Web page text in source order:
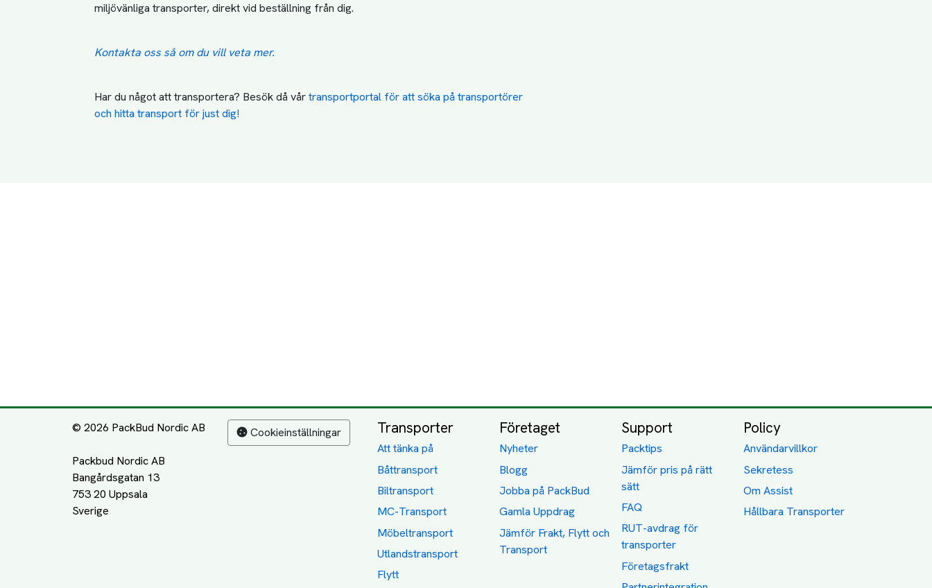
miljövänliga transporter, direkt vid beställning från dig.
Kontakta oss så om du vill veta mer.
Har du något att transportera? Besök då vår transportportal för att söka på transportörer
och hitta transport för just dig!
© 2026 PackBud Nordic AB
Packbud Nordic AB
Bangårdsgatan 13
753 20 Uppsala
Cookieinställningar Transporter
Att tänka på
Båttransport
Biltransport
MC-Transport
Möbeltransport
Utlandstransport
Flytt
Företaget
Nyheter
Blogg
Jobba på PackBud
Gamla Uppdrag
Jämför Frakt, Flytt och
Transport
Support
Packtips
Jämför pris på rätt
sätt
FAQ
RUT-avdrag för
transporter
Företagsfrakt
Policy
Användarvillkor
Sekretess
Om Assist
Hållbara Transporter